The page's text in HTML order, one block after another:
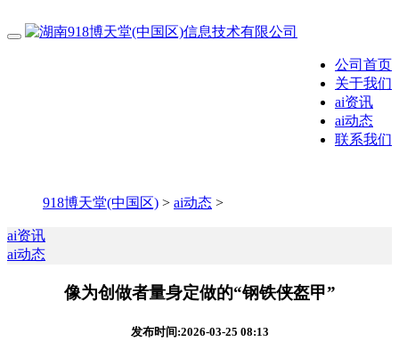
公司首页
关于我们
ai资讯
ai动态
联系我们
918博天堂(中国区) > ai动态 >
ai资讯
ai动态
像为创做者量身定做的“钢铁侠盔甲”
发布时间:2026-03-25 08:13